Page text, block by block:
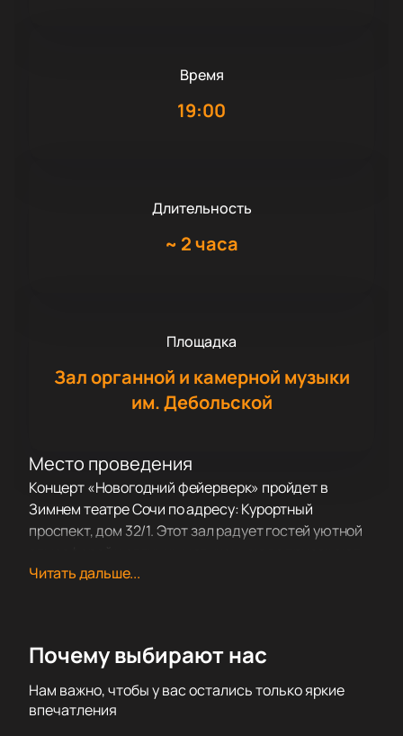
Время
19:00
Длительность
~ 2 часа
Площадка
Зал органной и камерной музыки
им. Дебольской
Место проведения
Концерт «Новогодний фейерверк» пройдет в
Зимнем театре Сочи по адресу: Курортный
проспект, дом 32/1. Этот зал радует гостей уютной
слушатели из разных городов.
музыкальной программой. На сцену выйдут
популярные исполнители российской сцены, их
песни давно полюбились зрителям. Вечер
объединит знаменитые композиции и свежие треки,
Читать дальше...
Почему выбирают нас
Нам важно, чтобы у вас остались только яркие
впечатления